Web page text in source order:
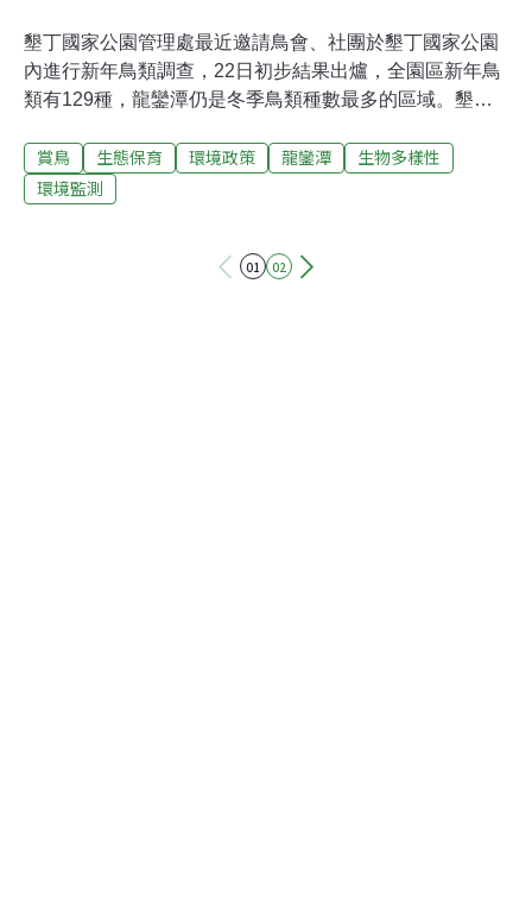
墾丁國家公園管理處最近邀請鳥會、社團於墾丁國家公園
內進行新年鳥類調查，22日初步結果出爐，全園區新年鳥
類有129種，龍鑾潭仍是冬季鳥類種數最多的區域。墾管
調查人力，進行園區的全面鳥類調查，為求資料完整，減
少鳥種紀錄遺漏，所以選擇園區鳥類種類較多且穩定的冬
丁國家公園成立前10多年及成立之後28個年度的鳥類調查
賞鳥 生態保育 環境政策 龍鑾潭
生物多樣性
環境監測
01 02